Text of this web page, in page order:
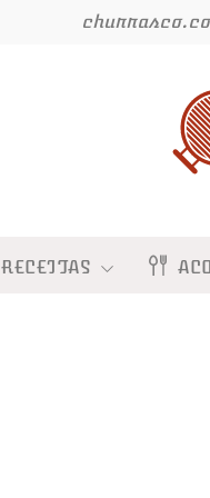
RECEITAS